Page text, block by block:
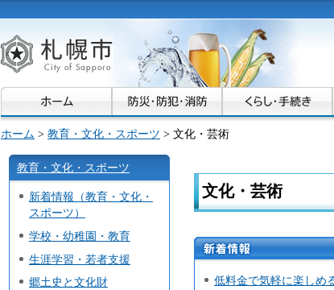
札幌市
ホーム > 教育・文化・スポーツ > 文化・芸術
教育・文化・スポーツ
新着情報（教育・文化・
スポーツ）
学校・幼稚園・教育
生涯学習・若者支援
郷土史と文化財
文化・芸術
新着情
報低料金で気軽に楽しめ